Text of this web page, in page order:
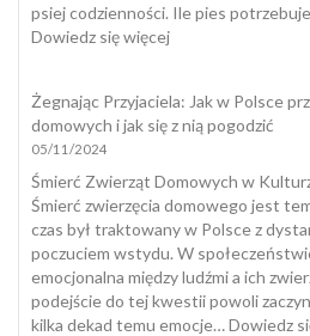
psiej codzienności. Ile pies
Dowiedz się więcej:
Żegnając Przyjaciela: Jak w Polsce
domowych i jak się z nią pogodzić
05/11/2024
Śmierć Zwierząt Domowych w
Śmierć zwierzęcia domowego jest
czas był traktowany w Polsce z
poczuciem wstydu. W
emocjonalna między ludźmi a ich
podejście do tej kwestii powoli
kilka dekad temu emocje…Dowiedz